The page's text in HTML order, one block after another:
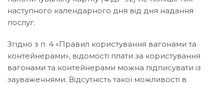
наступного календарного дня від дня надання
послуг.
Згідно з п. 4 «Правил користування вагонами та
контейнерами», відомості плати за користування
вагонами та контейнерами можна підписувати із
зауваженнями. Відсутність такої можливості в